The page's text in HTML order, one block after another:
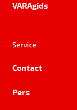
VARAgids
Service
Contact
Pers